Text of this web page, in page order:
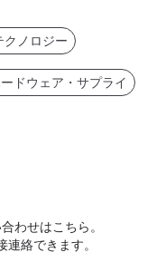
クノロジー
ドウェア・サプライ
わせはこちら。
絡できます。